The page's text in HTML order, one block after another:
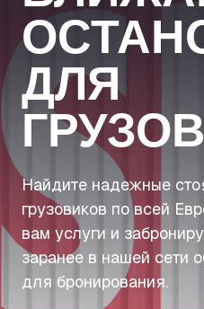
ДЛЯ
Найдите надежные
грузовиков по всей
вам услуги и
заранее в нашей сети
для бронирования.